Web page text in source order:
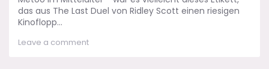
das aus The Last Duel von Ridley Scott einen riesigen
Kinoflopp...
Leave a commenton